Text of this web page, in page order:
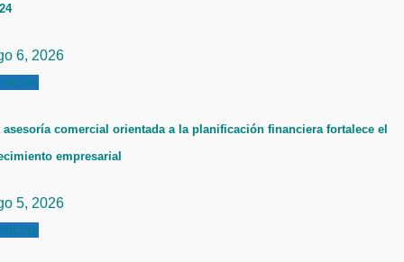
6, 2026
asesoría comercial orientada a la planificación financiera fortalece el
empresarial
5, 2026